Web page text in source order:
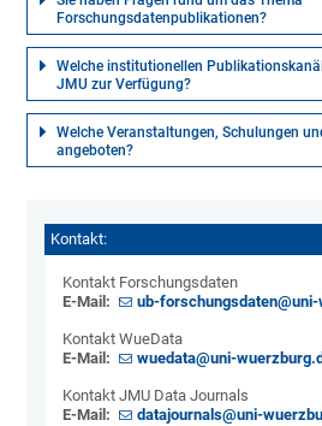
Forschungsdatenpublikationen?
Welche institutionellen
JMU zur Verfügung?
Welche Veranstaltungen, Schulungen
angeboten?
Kontakt:
Kontakt Forschungsdaten
E-Mail:
ub-
Kontakt WueData
E-Mail:
wuedata@uni-
Kontakt JMU Data Journals
E-Mail:
datajournals@uni-